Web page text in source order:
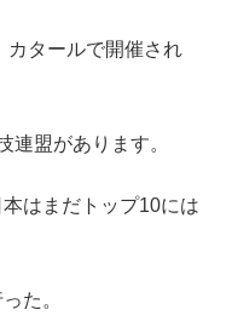
カタールで開催され
連盟があります。
はまだトップ10には
た。